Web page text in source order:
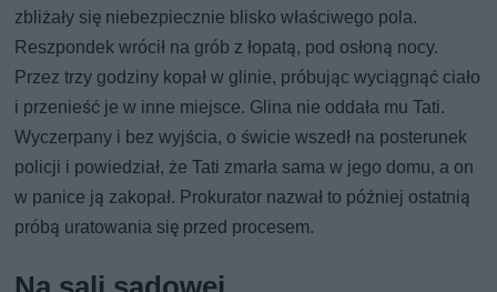
zbliżały się niebezpiecznie blisko właściwego pola.
Reszpondek wrócił na grób z łopatą, pod osłoną nocy.
Przez trzy godziny kopał w glinie, próbując wyciągnąć ciało
i przenieść je w inne miejsce. Glina nie oddała mu Tati.
Wyczerpany i bez wyjścia, o świcie wszedł na posterunek
policji i powiedział, że Tati zmarła sama w jego domu, a on
w panice ją zakopał. Prokurator nazwał to później ostatnią
próbą uratowania się przed procesem.